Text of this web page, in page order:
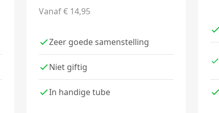
Vanaf€ 14,95
Zeer goede samenstelling
Niet giftig
In handige tube